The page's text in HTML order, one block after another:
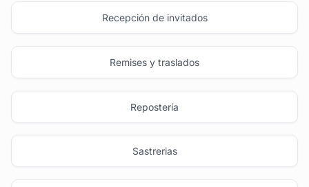
Recepción de invitados
Remises y traslados
Repostería
Sastrerias